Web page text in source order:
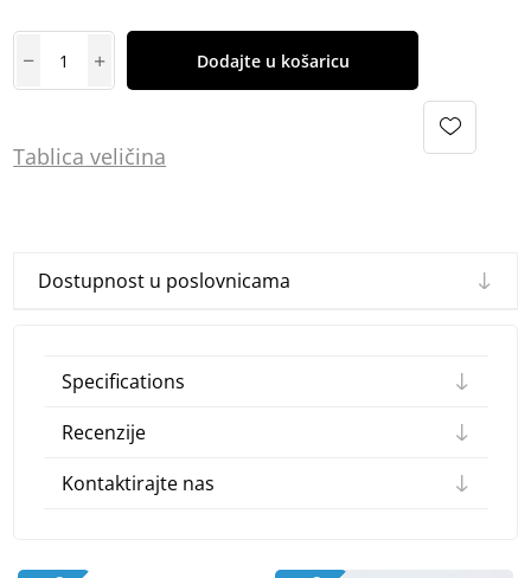
Dodajte u košaricu
Tablica veličina
Dostupnost u poslovnicama
Specifications
Recenzije
Kontaktirajte nas